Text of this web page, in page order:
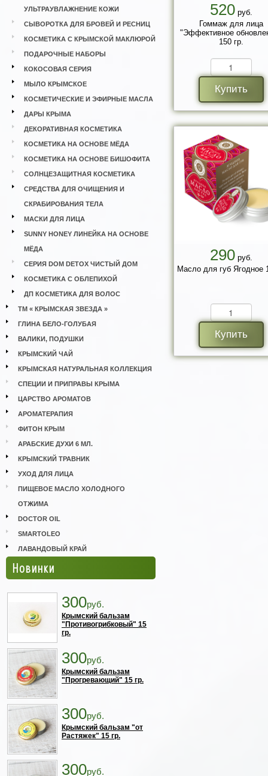
УЛЬТРАУВЛАЖНЕНИЕ КОЖИ
СЫВОРОТКА ДЛЯ БРОВЕЙ И РЕСНИЦ
КОСМЕТИКА С КРЫМСКОЙ МАКЛЮРОЙ
ПОДАРОЧНЫЕ НАБОРЫ
КОКОСОВАЯ СЕРИЯ
МЫЛО КРЫМСКОЕ
КОСМЕТИЧЕСКИЕ И ЭФИРНЫЕ МАСЛА
ДАРЫ КРЫМА
ДЕКОРАТИВНАЯ КОСМЕТИКА
КОСМЕТИКА НА ОСНОВЕ МЁДА
КОСМЕТИКА НА ОСНОВЕ БИШОФИТА
СОЛНЦЕЗАЩИТНАЯ КОСМЕТИКА
СРЕДСТВА ДЛЯ ОЧИЩЕНИЯ И
СКРАБИРОВАНИЯ ТЕЛА
МАСКИ ДЛЯ ЛИЦА
SUNNY HONEY ЛИНЕЙКА НА ОСНОВЕ
МЁДА
СЕРИЯ DOM DETOX ЧИСТЫЙ ДОМ
КОСМЕТИКА С ОБЛЕПИХОЙ
ДП КОСМЕТИКА ДЛЯ ВОЛОС
ТМ « КРЫМСКАЯ ЗВЕЗДА »
ГЛИНА БЕЛО-ГОЛУБАЯ
ВАЛИКИ, ПОДУШКИ
КРЫМСКИЙ ЧАЙ
КРЫМСКАЯ НАТУРАЛЬНАЯ КОЛЛЕКЦИЯ
СПЕЦИИ И ПРИПРАВЫ КРЫМА
ЦАРСТВО АРОМАТОВ
АРОМАТЕРАПИЯ
ФИТОН КРЫМ
АРАБСКИЕ ДУХИ 6 МЛ.
КРЫМСКИЙ ТРАВНИК
УХОД ДЛЯ ЛИЦА
ПИЩЕВОЕ МАСЛО ХОЛОДНОГО
ОТЖИМА
DOCTOR OIL
SMARTOLEO
ЛАВАНДОВЫЙ КРАЙ
Новинки
300руб.
Крымский бальзам
"Противогрибковый" 15
гр.
300руб.
Крымский бальзам
"Прогревающий" 15 гр.
300руб.
Крымский бальзам "от
Растяжек" 15 гр.
300руб.
520руб.
Гоммаж для лица
"Эффективное
150 гр.
Купить
290руб.
Масло для губ Ягодное
Купить